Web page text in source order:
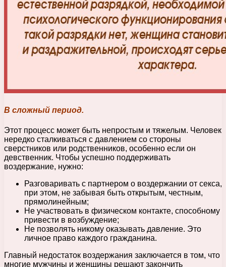
В сложный период.
Этот процесс может быть непростым и тяжелым. Человек
нередко сталкиваться с давлением со стороны
сверстников или родственников, особенно если он
девственник. Чтобы успешно поддерживать
воздержание, нужно:
Разговаривать с партнером о воздержании от секса,
при этом, не забывая быть открытым, честным,
прямолинейным;
Не участвовать в физическом контакте, способному
привести в возбуждение;
Не позволять никому оказывать давление. Это
личное право каждого гражданина.
Главный недостаток воздержания заключается в том, что
многие мужчины и женщины решают закончить